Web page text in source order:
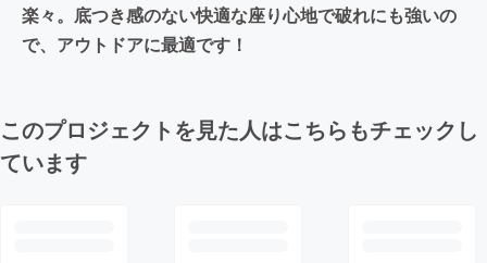
楽々。底つき感のない快適な座り心地で破れにも強いの
で、アウトドアに最適です！
このプロジェクトを見た人はこちらもチェックし
ています